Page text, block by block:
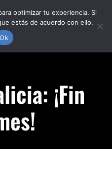
¡Fin
optimizar tu experiencia. Si
estás de acuerdo con ello.
Ok